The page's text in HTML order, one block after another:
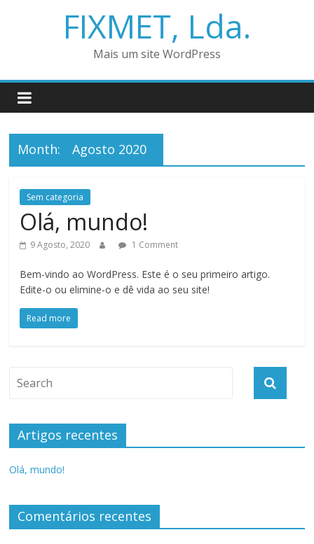
FIXMET, Lda.
Mais um site WordPress
Month: Agosto 2020
Sem categoria
Olá, mundo!
9 Agosto, 2020 1 Comment
Bem-vindo ao WordPress. Este é o seu primeiro artigo.
Edite-o ou elimine-o e dê vida ao seu site!
Read more
Artigos recentes
Olá, mundo!
Comentários recentes